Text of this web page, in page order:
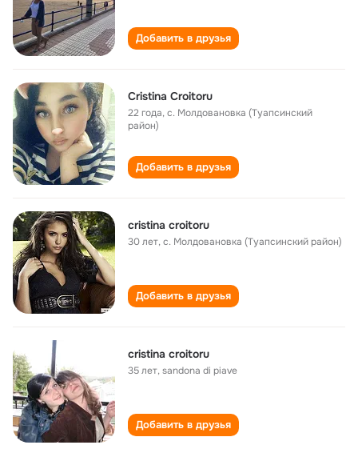
Добавить в друзья
Cristina Croitoru
22 года,с. Молдовановка (Туапсинский
район)
Добавить в друзья
cristina croitoru
30 лет,с. Молдовановка (Туапсинский район)
Добавить в друзья
cristina croitoru
35 лет,sandona di piave
Добавить в друзья